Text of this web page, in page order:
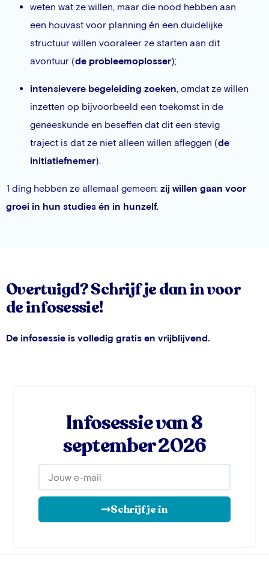
weten wat ze willen, maar die nood hebben aan
een houvast voor planning én een duidelijke
structuur willen vooraleer ze starten aan dit
avontuur (de probleemoplosser);
intensievere begeleiding zoeken , omdat ze willen
inzetten op bijvoorbeeld een toekomst in de
geneeskunde en beseffen dat dit een stevig
traject is dat ze niet alleen willen afleggen (de
initiatiefnemer).
1 ding hebben ze allemaal gemeen: zij willen gaan voor
groei in hun studies én in hunzelf.
Overtuigd? Schrijf je dan in voor
de infosessie!
De infosessie is volledig gratis en vrijblijvend.
Infosessie van 8
september 2026
Schrijf je in